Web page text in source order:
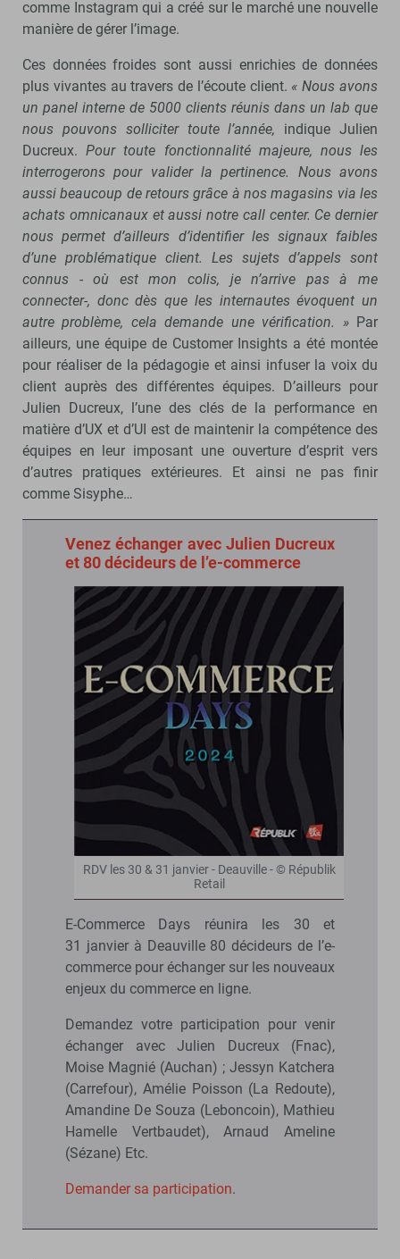
comme Instagram qui a créé sur le marché une nouvelle
manière de gérer l’image.
Ces données froides sont aussi enrichies de données
plus vivantes au travers de l’écoute client. « Nous avons
un panel interne de 5000 clients réunis dans un lab que
nous pouvons solliciter toute l’année, indique Julien
Ducreux. Pour toute fonctionnalité majeure, nous les
interrogerons pour valider la pertinence. Nous avons
aussi beaucoup de retours grâce à nos magasins via les
achats omnicanaux et aussi notre call center. Ce dernier
nous permet d’ailleurs d’identifier les signaux faibles
d’une problématique client. Les sujets d’appels sont
connus - où est mon colis, je n’arrive pas à me
connecter-, donc dès que les internautes évoquent un
autre problème, cela demande une vérification. »Par
ailleurs, une équipe de Customer Insights a été montée
pour réaliser de la pédagogie et ainsi infuser la voix du
client auprès des différentes équipes. D’ailleurs pour
Julien Ducreux, l’une des clés de la performance en
matière d’UX et d’UI est de maintenir la compétence des
équipes en leur imposant une ouverture d’esprit vers
d’autres pratiques extérieures. Et ainsi ne pas finir
comme Sisyphe…
Venez échanger avec Julien Ducreux
et 80 décideurs de l’e-commerce
RDV les 30 & 31 janvier - Deauville - © Républik
Retail
E-Commerce Days réunira les 30 et
31 janvier à Deauville 80 décideurs de l’e-
commerce pour échanger sur les nouveaux
enjeux du commerce en ligne.
Demandez votre participation pour venir
échanger avec Julien Ducreux (Fnac),
Moise Magnié (Auchan) ; Jessyn Katchera
(Carrefour), Amélie Poisson (La Redoute),
Amandine De Souza (Leboncoin), Mathieu
Hamelle Vertbaudet), Arnaud Ameline
(Sézane) Etc.
Demander sa participation.